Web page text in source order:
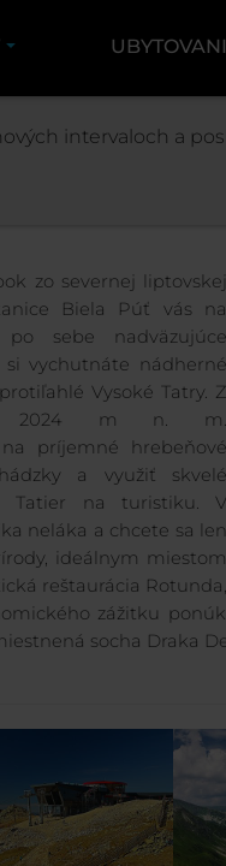
VÝLETY LANOVKAMI
zo severnej liptovskej
Biela Púť vás na
sebe nadväzujúce
si vychutnáte nádherné
Vysoké Tatry. Z
2024 m n. m.
príjemné hrebeňové
a využiť skvelé
Tatier na turistiku. V
neláka a chcete sa len
ideálnym miestom
reštaurácia Rotunda,
zážitku
socha Draka
intervaloch a